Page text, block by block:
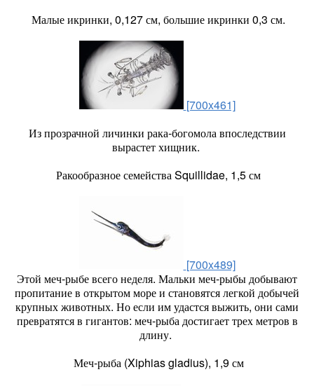
Малые икринки, 0,127 см, большие икринки 0,3 см.
[700x461]
Из прозрачной личинки рака-богомола впоследствии
вырастет хищник.
Ракообразное семейства Squillidae, 1,5 см
[700x489]
Этой меч-рыбе всего неделя. Мальки меч-рыбы добывают
пропитание в открытом море и становятся легкой добычей
крупных животных. Но если им удастся выжить, они сами
превратятся в гигантов: меч-рыба достигает трех метров в
длину.
Меч-рыба (Xiphias gladius), 1,9 см